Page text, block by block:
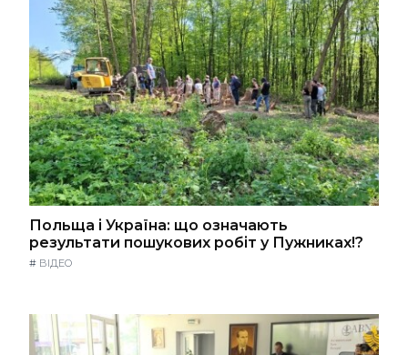
Польща і Україна: що означають
результати пошукових робіт у Пужниках!?
# ВІДЕО